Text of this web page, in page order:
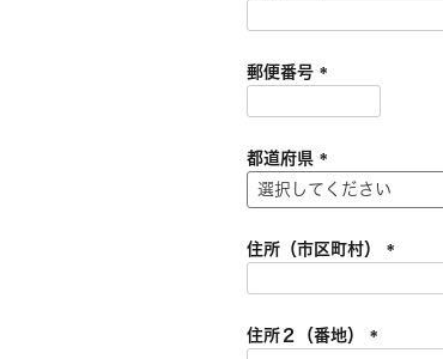
郵便番号
須
都道府県
(
須
)
住所（市区町村）
住所２（番地）